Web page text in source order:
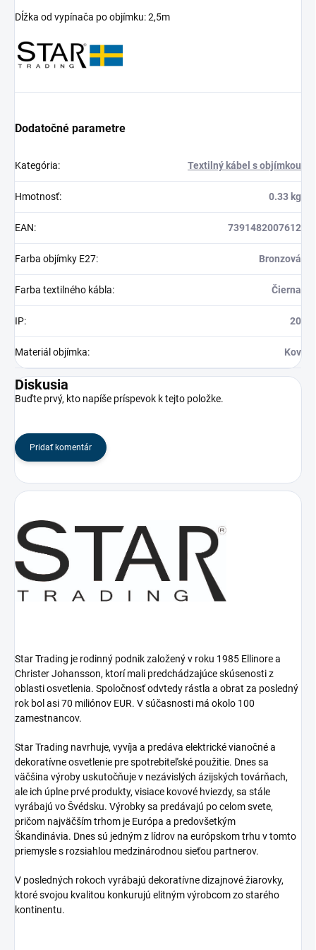
Dĺžka od vypínača po objímku: 2,5m
Dodatočné parametre
Kategória: Textilný kábel s objímkou
Hmotnosť: 0.33 kg
EAN: 7391482007612
Farba objímky E27: Bronzová
Farba textilného kábla: Čierna
IP: 20
Materiál objímka: Kov
Diskusia
Buďte prvý, kto napíše príspevok k tejto položke.
Pridať komentár
Star Trading je rodinný podnik založený v roku 1985 Ellinore a
Christer Johansson, ktorí mali predchádzajúce skúsenosti z
oblasti osvetlenia. Spoločnosť odvtedy rástla a obrat za posledný
rok bol asi 70 miliónov EUR. V súčasnosti má okolo 100
zamestnancov.
Star Trading navrhuje, vyvíja a predáva elektrické vianočné a
dekoratívne osvetlenie pre spotrebiteľské použitie. Dnes sa
väčšina výroby uskutočňuje v nezávislých ázijských továrňach,
ale ich úplne prvé produkty, visiace kovové hviezdy, sa stále
vyrábajú vo Švédsku. Výrobky sa predávajú po celom svete,
pričom najväčším trhom je Európa a predovšetkým
Škandinávia. Dnes sú jedným z lídrov na európskom trhu v tomto
priemysle s rozsiahlou medzinárodnou sieťou partnerov.
V posledných rokoch vyrábajú dekoratívne dizajnové žiarovky,
ktoré svojou kvalitou konkurujú elitným výrobcom zo starého
kontinentu.